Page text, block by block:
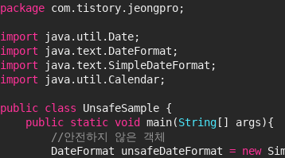
package com.tistory.jeongpro;
import java.util.Date;
import java.text.DateFormat;
import java.text.SimpleDateFormat;
import java.util.Calendar;
public class UnsafeSample {
public static void main(String [] args){
//안전하지 않은 객체
DateFormat unsafeDateFormat = new